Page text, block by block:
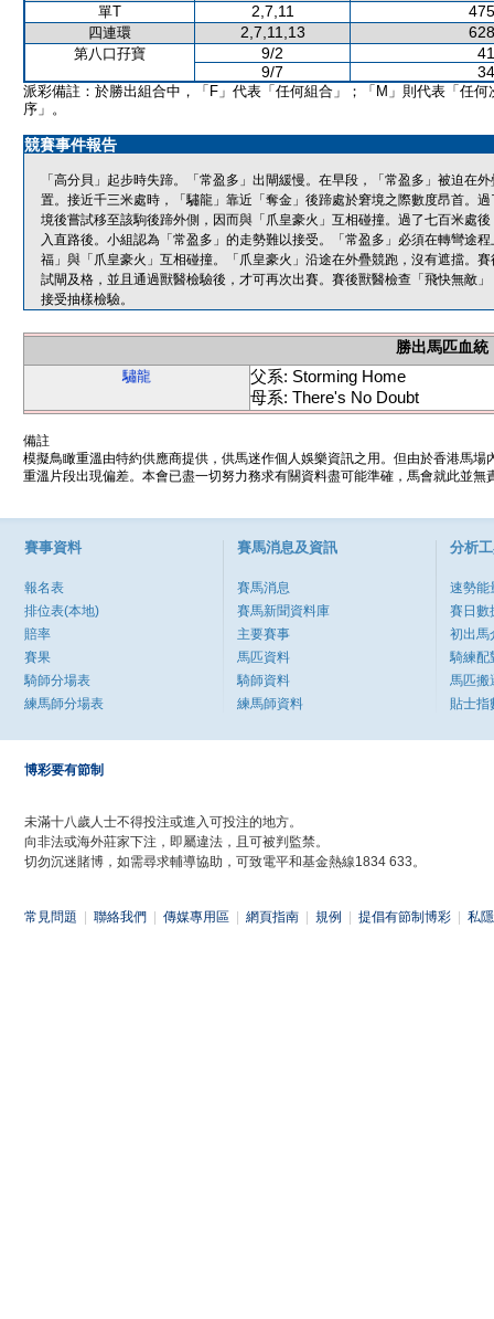
單T 2,7,11
四連環 2,7,11,13
第八口孖寶 9/2
9/7
派彩備註：於勝出組合中，「F」代表「任何組合」；「M」則代表「任何
序」。
競賽事件報告
「高分貝」起步時失蹄。「常盈多」出閘緩慢。在早段，「常盈多」被迫在
置。接近千三米處時，「驌龍」靠近「奪金」後蹄處於窘境之際數度昂首。
境後嘗試移至該駒後蹄外側，因而與「爪皇豪火」互相碰撞。過了七百米處
入直路後。小組認為「常盈多」的走勢難以接受。「常盈多」必須在轉彎途
福」與「爪皇豪火」互相碰撞。「爪皇豪火」沿途在外疊競跑，沒有遮擋。
試閘及格，並且通過獸醫檢驗後，才可再次出賽。賽後獸醫檢查「飛快無敵
接受抽樣檢驗。
勝出馬匹血統
驌龍
父系: Storming Home
母系: There's No Doubt
備註
模擬鳥瞰重溫由特約供應商提供，供馬迷作個人娛樂資訊之用。但由於香港馬
重溫片段出現偏差。本會已盡一切努力務求有關資料盡可能準確，馬會就此並
賽事資料
報名表
排位表(本地)
賠率
賽果
騎師分場表
練馬師分場表
賽馬消息及資訊
賽馬消息
賽馬新聞資料庫
主要賽事
馬匹資料
騎師資料
練馬師資料
分析
速勢能
賽日數
初出馬
騎練配
馬匹搬
貼士指
博彩要有節制
未滿十八歲人士不得投注或進入可投注的地方。
向非法或海外莊家下注，即屬違法，且可被判監禁。
切勿沉迷賭博，如需尋求輔導協助，可致電平和基金熱線1834 633。
常見問題 聯絡我們 傳媒專用區 網頁指南 規例 提倡有節制博彩 私